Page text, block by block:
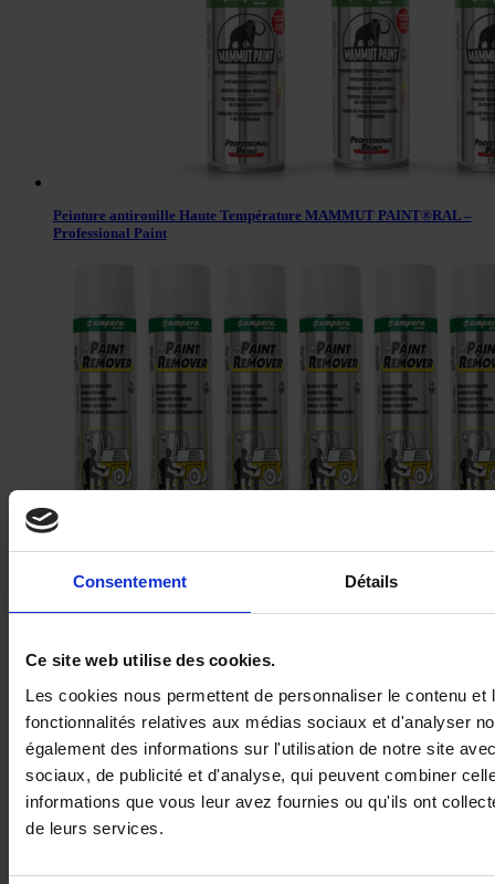
Consentement Détails
Ce site web utilise des cookies.
Les cookies nous permettent de personnaliser le contenu
fonctionnalités relatives aux médias sociaux et d'analyser
également des informations sur l'utilisation de notre site
sociaux, de publicité et d'analyse, qui peuvent combiner
informations que vous leur avez fournies ou qu'ils ont
de leurs services.
Peinture antirouille Haute Température MAMMUT PAINT®RAL –
Professional Paint
Décapant peinture fort – Paint remover